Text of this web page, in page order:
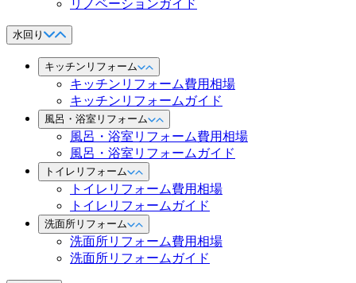
リノベーションガイド
水回り
キッチンリフォーム
キッチンリフォーム費用相場
キッチンリフォームガイド
風呂・浴室リフォーム
風呂・浴室リフォーム費用相場
風呂・浴室リフォームガイド
トイレリフォーム
トイレリフォーム費用相場
トイレリフォームガイド
洗面所リフォーム
洗面所リフォーム費用相場
洗面所リフォームガイド